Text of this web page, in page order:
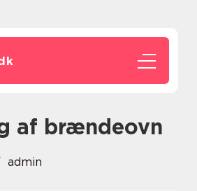
af brændeovn
admin